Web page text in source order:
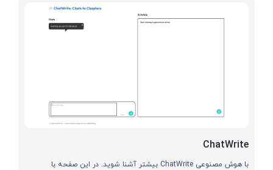
ChatWrite
با هوش مصنوعی ChatWrite بیشتر آشنا شوید. در این صفحه با